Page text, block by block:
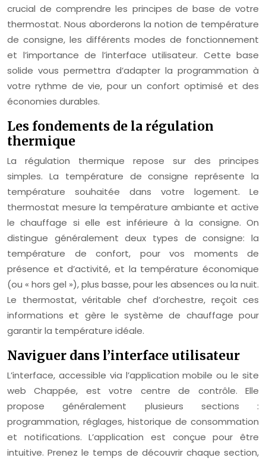
crucial de comprendre les principes de base de votre
thermostat. Nous aborderons la notion de température
de consigne, les différents modes de fonctionnement
et l’importance de l’interface utilisateur. Cette base
solide vous permettra d’adapter la programmation à
votre rythme de vie, pour un confort optimisé et des
économies durables.
Les fondements de la régulation
thermique
La régulation thermique repose sur des principes
simples. La température de consigne représente la
température souhaitée dans votre logement. Le
thermostat mesure la température ambiante et active
le chauffage si elle est inférieure à la consigne. On
distingue généralement deux types de consigne: la
température de confort, pour vos moments de
présence et d’activité, et la température économique
(ou « hors gel »), plus basse, pour les absences ou la nuit.
Le thermostat, véritable chef d’orchestre, reçoit ces
informations et gère le système de chauffage pour
garantir la température idéale.
Naviguer dans l’interface utilisateur
L’interface, accessible via l’application mobile ou le site
web Chappée, est votre centre de contrôle. Elle
propose généralement plusieurs sections :
programmation, réglages, historique de consommation
et notifications. L’application est conçue pour être
intuitive. Prenez le temps de découvrir chaque section,